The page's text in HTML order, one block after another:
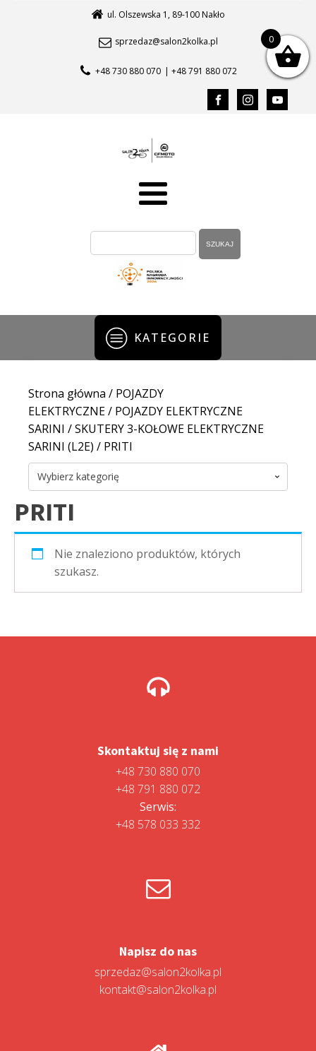
ul. Olszewska 1, 89-100 Nakło
sprzedaz@salon2kolka.pl
+48 730 880 070 | +48 791 880 072
KATEGORIE
Strona główna / POJAZDY
ELEKTRYCZNE/ POJAZDY ELEKTRYCZNE
SARINI /SKUTERY 3-KOŁOWE ELEKTRYCZNE
SARINI (L2E) / PRITI
Wybierz kategorię
PRITI
Nie znaleziono produktów, których
szukasz.
Skontaktuj się z nami
+48 730 880 070
+48 791 880 072
Serwis:
+48 578 033 332
Napisz do nas
sprzedaz@salon2kolka.pl
kontakt@salon2kolka.pl
0